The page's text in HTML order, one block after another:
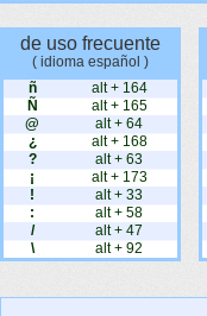
de uso frecuente
( idioma español )
ñ
alt + 164
Ñ
alt + 165
@
alt + 64
¿
alt + 168
?
alt + 63
¡
alt + 173
!
alt + 33
:
alt + 58
/
alt + 47
\
alt + 92